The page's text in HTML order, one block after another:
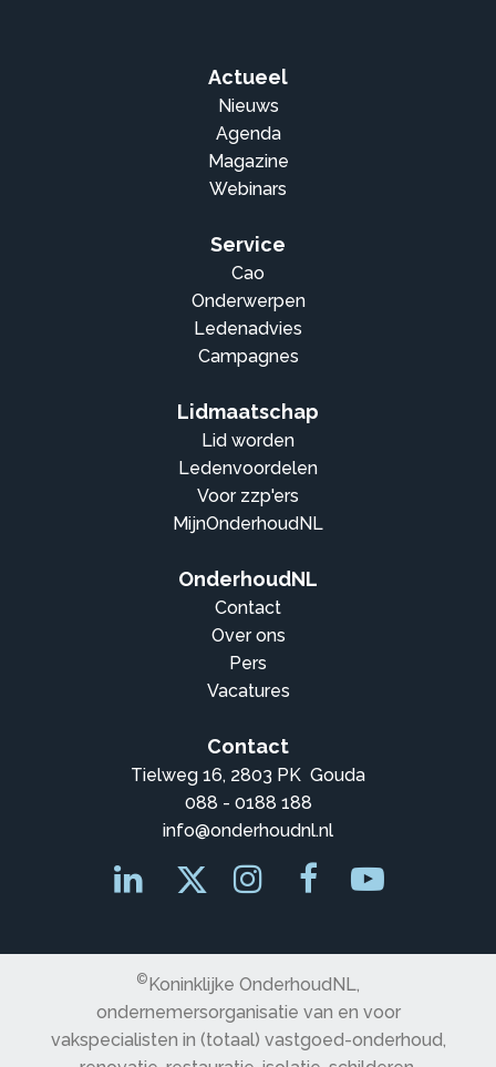
Actueel
Nieuws
Agenda
Magazine
Webinars
Service
Cao
Onderwerpen
Ledenadvies
Campagnes
Lidmaatschap
Lid worden
Ledenvoordelen
Voor zzp'ers
MijnOnderhoudNL
OnderhoudNL
Contact
Over ons
Pers
Vacatures
Contact
Tielweg 16, 2803 PK Gouda
088 - 0188 188
info@onderhoudnl.nl
©Koninklijke OnderhoudNL,
ondernemersorganisatie van en voor
vakspecialisten in (totaal) vastgoed-onderhoud,